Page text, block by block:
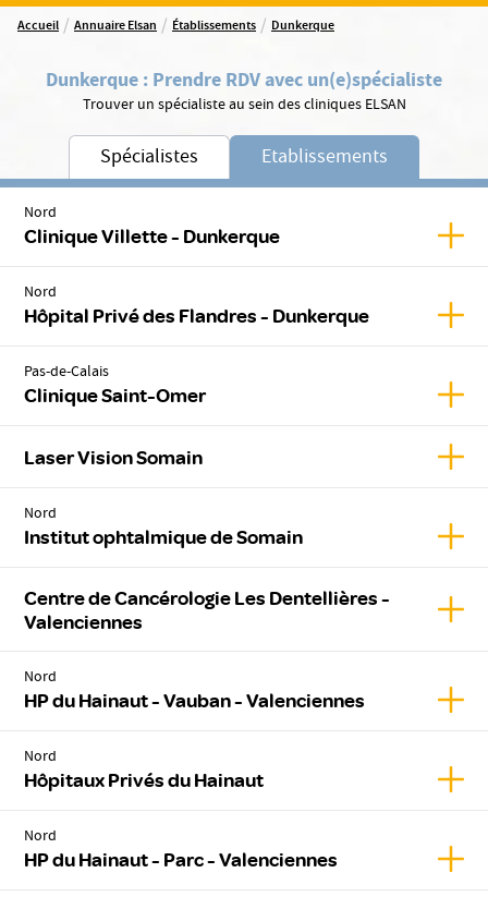
Accueil / Annuaire Elsan / Établissements / Dunkerque
Dunkerque : Prendre RDV avec un(e)spécialiste
Trouver un spécialiste au sein des cliniques ELSAN
Spécialistes Etablissements
Nord
Clinique Villette - Dunkerque
Nord
Hôpital Privé des Flandres - Dunkerque
Pas-de-Calais
Clinique Saint-Omer
Laser Vision Somain
Nord
Institut ophtalmique de Somain
Centre de Cancérologie Les Dentellières -
Valenciennes
Nord
HP du Hainaut - Vauban - Valenciennes
Nord
Hôpitaux Privés du Hainaut
Nord
HP du Hainaut - Parc - Valenciennes